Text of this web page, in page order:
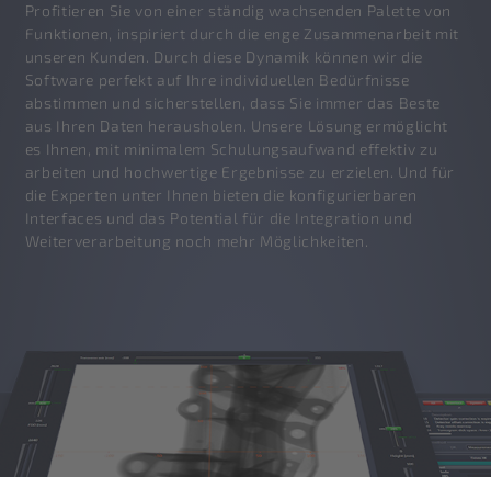
Profitieren Sie von einer ständig wachsenden Palette von
Funktionen, inspiriert durch die enge Zusammenarbeit mit
unseren Kunden. Durch diese Dynamik können wir die
Software perfekt auf Ihre individuellen Bedürfnisse
abstimmen und sicherstellen, dass Sie immer das Beste
aus Ihren Daten herausholen. Unsere Lösung ermöglicht
es Ihnen, mit minimalem Schulungsaufwand effektiv zu
arbeiten und hochwertige Ergebnisse zu erzielen. Und für
die Experten unter Ihnen bieten die konfigurierbaren
Interfaces und das Potential für die Integration und
Weiterverarbeitung noch mehr Möglichkeiten.